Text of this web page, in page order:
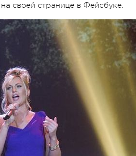
своей странице в Фейсбуке.